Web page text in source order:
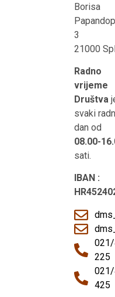
Borisa
3
21000
Radno
vrijeme
Društva
svaki
dan od
08.00-
sati.
IBAN :
225
425